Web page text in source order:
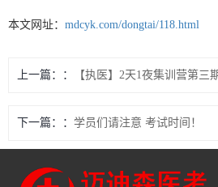
本文网址： mdcyk.com/dongtai/118.html
上一篇：
下一篇： 学员们请注意 考试时间！